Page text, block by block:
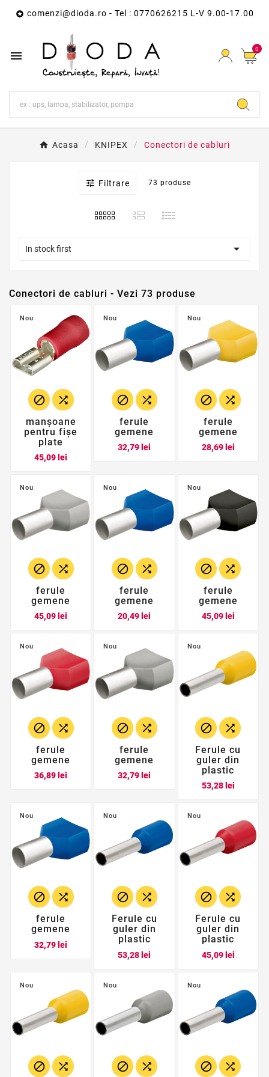
 comenzi@dioda.ro - Tel : 0770626215 L-V 9.00-17.00
 0
Acasa KNIPEX Conectori de cabluri
 Filtrare 73 produse
In stock first 
Conectori de cabluri - Vezi 73 produse
Nou
 
manșoane
pentru fișe
plate
45,09 lei
Nou
 
ferule
gemene
32,79 lei
Nou
 
ferule
gemene
28,69 leiPret
Nou
 
ferule
gemene
45,09 lei
Nou
 
ferule
gemene
20,49 lei
Nou
 
ferule
gemene
45,09 leiPret
Nou
 
ferule
gemene
36,89 lei
Nou
 
ferule
gemene
32,79 lei
Nou
 
Ferule cu
guler din
plastic
53,28 leiPret
Nou
 
ferule
gemene
32,79 lei
Nou
 
Ferule cu
guler din
plastic
53,28 lei
Nou
 
Ferule cu
guler din
plastic
45,09 leiPret
Nou
 
Nou
 
Nou
 